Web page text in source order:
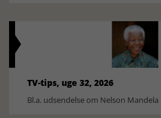
TV-tips, uge 32, 2026
Bl.a. udsendelse om Nelson Mandela